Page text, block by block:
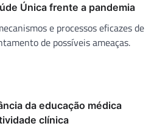
Única frente a pandemia
e processos eficazes de
de possíveis ameaças.
da educação médica
clínica